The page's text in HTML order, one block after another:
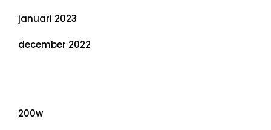
januari 2023
december 2022
200w